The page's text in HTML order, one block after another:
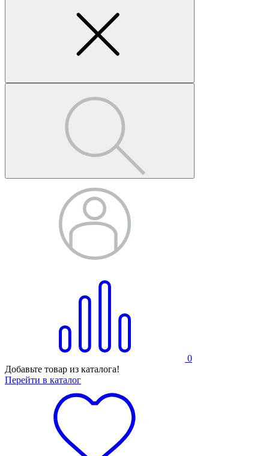
0
Добавьте товар из каталога!
Перейти в каталог